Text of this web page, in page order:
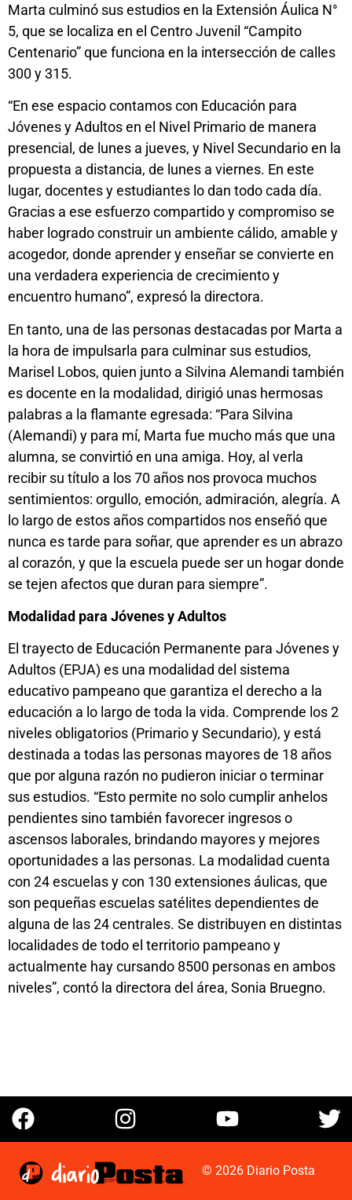
Marta culminó sus estudios en la Extensión Áulica N°
5, que se localiza en el Centro Juvenil “Campito
Centenario” que funciona en la intersección de calles
300 y 315.
“En ese espacio contamos con Educación para
Jóvenes y Adultos en el Nivel Primario de manera
presencial, de lunes a jueves, y Nivel Secundario en la
propuesta a distancia, de lunes a viernes. En este
lugar, docentes y estudiantes lo dan todo cada día.
Gracias a ese esfuerzo compartido y compromiso se
haber logrado construir un ambiente cálido, amable y
acogedor, donde aprender y enseñar se convierte en
una verdadera experiencia de crecimiento y
encuentro humano”, expresó la directora.
En tanto, una de las personas destacadas por Marta a
la hora de impulsarla para culminar sus estudios,
Marisel Lobos, quien junto a Silvina Alemandi también
es docente en la modalidad, dirigió unas hermosas
palabras a la flamante egresada: “Para Silvina
(Alemandi) y para mí, Marta fue mucho más que una
alumna, se convirtió en una amiga. Hoy, al verla
recibir su título a los 70 años nos provoca muchos
sentimientos: orgullo, emoción, admiración, alegría. A
lo largo de estos años compartidos nos enseñó que
nunca es tarde para soñar, que aprender es un abrazo
al corazón, y que la escuela puede ser un hogar donde
se tejen afectos que duran para siempre”.
Modalidad para Jóvenes y Adultos
El trayecto de Educación Permanente para Jóvenes y
Adultos (EPJA) es una modalidad del sistema
educativo pampeano que garantiza el derecho a la
educación a lo largo de toda la vida. Comprende los 2
niveles obligatorios (Primario y Secundario), y está
destinada a todas las personas mayores de 18 años
que por alguna razón no pudieron iniciar o terminar
sus estudios. “Esto permite no solo cumplir anhelos
pendientes sino también favorecer ingresos o
ascensos laborales, brindando mayores y mejores
oportunidades a las personas. La modalidad cuenta
con 24 escuelas y con 130 extensiones áulicas, que
son pequeñas escuelas satélites dependientes de
alguna de las 24 centrales. Se distribuyen en distintas
localidades de todo el territorio pampeano y
actualmente hay cursando 8500 personas en ambos
niveles”, contó la directora del área, Sonia Bruegno.
© 2026 Diario Posta